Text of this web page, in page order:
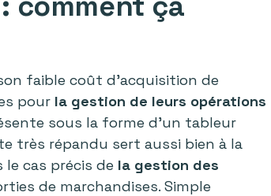
faible coût d’acquisition de
pour la gestion de leurs opérations
sous la forme d’un tableur
très répandu sert aussi bien à la
le cas précis de la gestion des
de marchandises. Simple